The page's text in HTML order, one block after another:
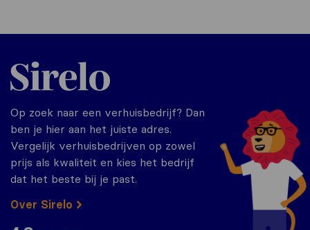
Sirelo.nl
Op zoek naar een verhuisbedrijf? Dan
ben je hier aan het juiste adres.
Vergelijk verhuisbedrijven op zowel
prijs als kwaliteit en kies het bedrijf
dat het beste bij je past.
Over Sirelo